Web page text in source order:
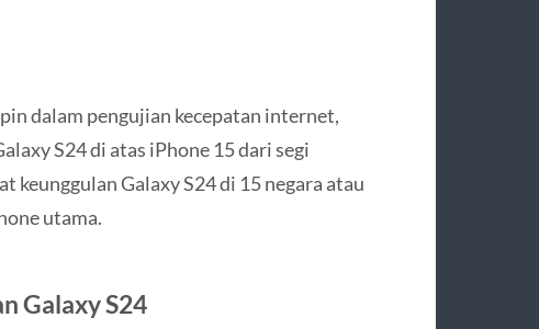
dalam pengujian kecepatan internet,
S24 di atas iPhone 15 dari segi
keunggulan Galaxy S24 di 15 negara atau
utama.
Galaxy S24